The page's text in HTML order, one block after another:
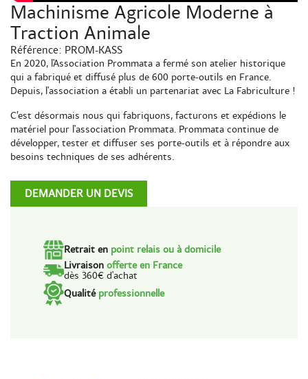
Machinisme Agricole Moderne à
Traction Animale
Référence: PROM-KASS
En 2020, l'Association Prommata a fermé son atelier historique
qui a fabriqué et diffusé plus de 600 porte-outils en France.
Depuis, l'association a établi un partenariat avec La Fabriculture !
C’est désormais nous qui fabriquons, facturons et expédions le
matériel pour l'association Prommata. Prommata continue de
développer, tester et diffuser ses porte-outils et à répondre aux
besoins techniques de ses adhérents.
DEMANDER UN DEVIS
Retrait en point relais ou à domicile
Livraison offerte en France
dès 360€ d'achat
Qualité professionnelle